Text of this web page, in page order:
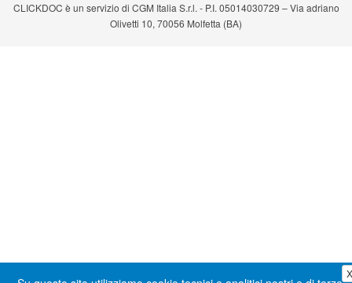
X
CLICKDOC è un servizio di CGM Italia S.r.l. - P.I. 05014030729 – Via adriano
Olivetti 10, 70056 Molfetta (BA)